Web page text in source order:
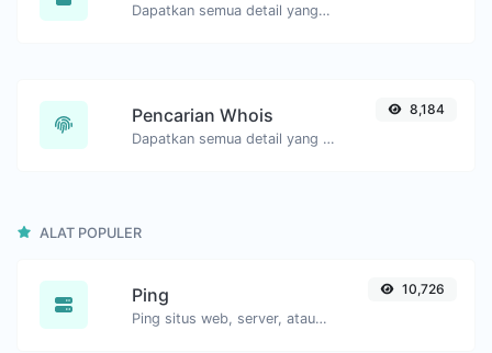
Dapatkan semua detail yang mungkin tentang sertifikat SSL.
Pencarian Whois
Dapatkan semua detail yang mungkin tentang nama domain.
8,184
ALAT POPULER
Ping
Ping situs web, server, atau port.
10,726